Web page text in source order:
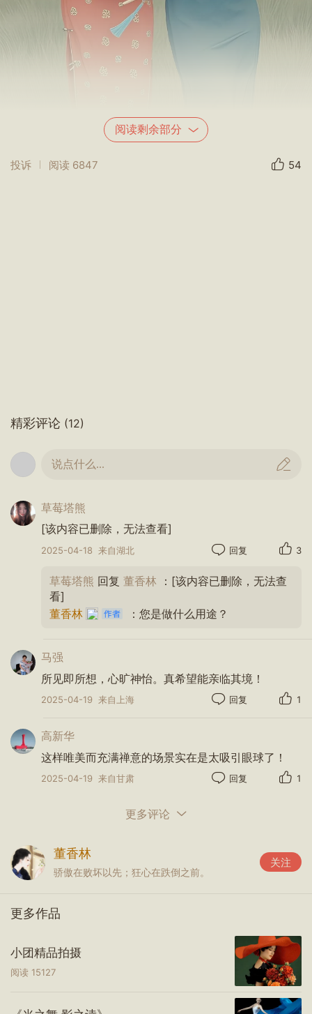
阅读剩余部分
投诉 阅读 6847 54
精彩评论 (12)
说点什么...
草莓塔熊
[该内容已删除，无法查看]
2025-04-18 来自湖北 回复 3
草莓塔熊 回复 董香林
：[该内容已删除，无法查
看]
董香林
：您是做什么用途？
马强
所见即所想，心旷神怡。真希望能亲临其境！
2025-04-19 来自上海 回复 1
高新华
这样唯美而充满禅意的场景实在是太吸引眼球了！
2025-04-19 来自甘肃 回复 1
更多评论
董香林
骄傲在败坏以先；狂心在跌倒之前。
关注
更多作品
小团精品拍摄
阅读 15127